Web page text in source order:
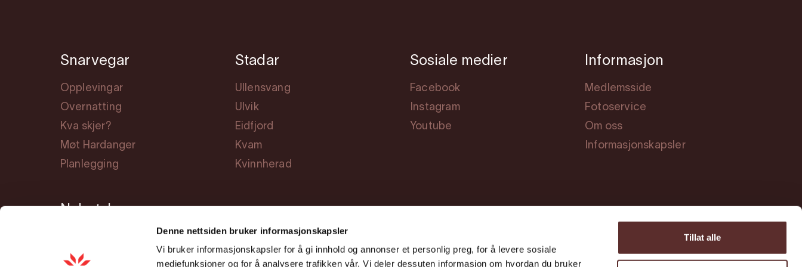
Denne nettsiden bruker informasjonskapsler
Vi bruker informasjonskapsler for å gi innhold og annonser et personlig preg, for å levere sosiale
mediefunksjoner og for å analysere trafikken vår. Vi deler dessuten informasjon om hvordan du bruker
Tillat alle
Snarvegar
Opplevingar
Overnatting
Kva skjer?
Møt Hardanger
Planlegging
Stadar
Ullensvang
Ulvik
Eidfjord
Kvam
Kvinnherad
Sosiale medier
Facebook
Instagram
Youtube
Informasjon
Medlemsside
Fotoservice
Om oss
Informasjonskapsler
Nyhetsbrev